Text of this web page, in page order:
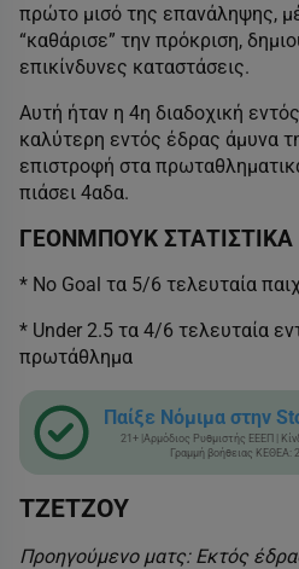
πρώτο μισό της επανάληψης,
“καθάρισε” την πρόκριση,
επικίνδυνες καταστάσεις.
Αυτή ήταν η 4η διαδοχική
καλύτερη εντός έδρας άμυνα
επιστροφή στα
πιάσει 4αδα.
ΓΕΟΝΜΠΟΥΚ ΣΤΑΤΙΣΤΙΚΑ
* No Goal τα 5/6 τελευταία
* Under 2.5 τα 4/6 τελευταία
πρωτάθλημα
Παίξε Νόμιμα στην
21+ |Αρμόδιος Ρυθμιστής ΕΕΕΠ |
Γραμμή βοήθειας ΚΕΘΕΑ:
ΤΖΕΤΖΟΥ
Προηγούμενο ματς: Εκτός